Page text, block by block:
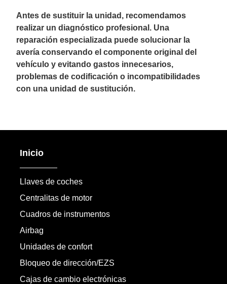
Antes de sustituir la unidad, recomendamos
realizar un diagnóstico profesional. Una
reparación especializada puede solucionar la
avería conservando el componente original del
vehículo y evitando gastos innecesarios,
problemas de codificación o incompatibilidades
con una unidad de sustitución.
Inicio
Llaves de coches
Centralitas de motor
Cuadros de instrumentos
Airbag
Unidades de confort
Bloqueo de dirección/EZS
Cajas de cambio electrónicas